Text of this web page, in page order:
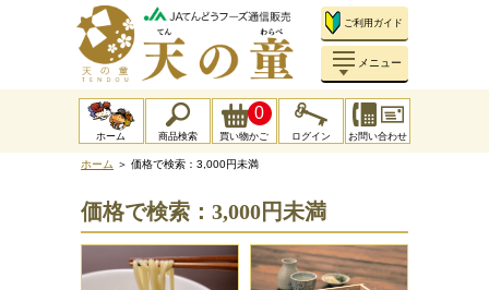
ご利用ガイド
メニュー
ホーム 商品検索 買い物かご
0
ログイン お問い合わせ
ホーム ＞ 価格で検索：3,000円未満
価格で検索：3,000円未満